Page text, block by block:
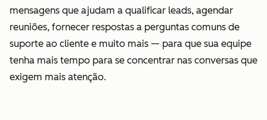
mensagens que ajudam a qualificar leads, agendar
reuniões, fornecer respostas a perguntas comuns de
suporte ao cliente e muito mais — para que sua equipe
tenha mais tempo para se concentrar nas conversas que
exigem mais atenção.